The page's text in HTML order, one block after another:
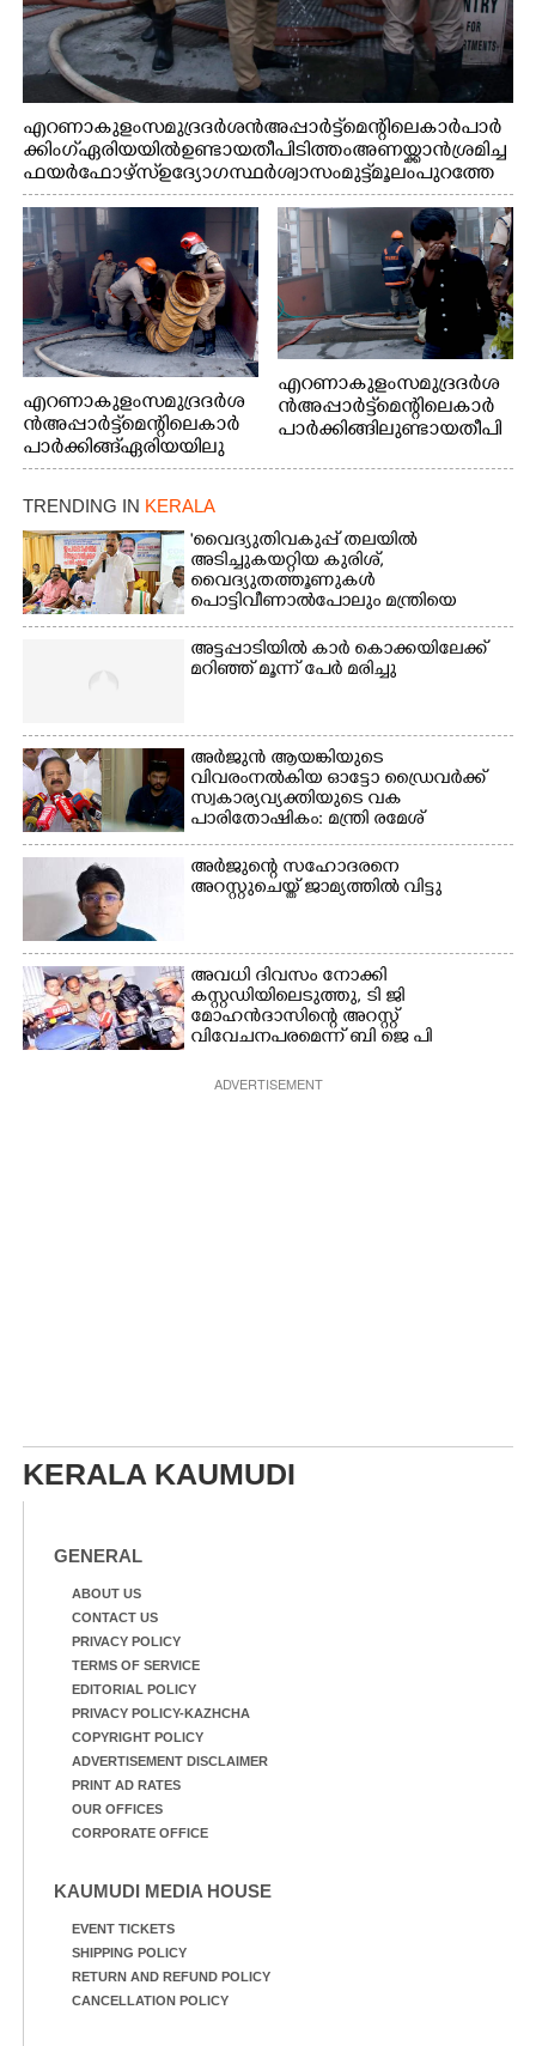
എറണാകുളം സമുദ്ര ദർശൻ അപ്പാർട്ട്മെന്റിലെ കാർ പാർ
ക്കിംഗ് ഏരിയയിൽ ഉണ്ടായ തീപിടിത്തം അണയ്ക്കാൻ ശ്രമിച്ച
ഫയർഫോഴ്സ് ഉദ്യോഗസ്ഥർ ശ്വാസം മുട്ട് മൂലം പുറത്തേ
ക്കിറങ്ങി മുഖം കഴുകുന്നു
എറണാകുളം സമുദ്ര ദർശ
ൻ അപ്പാർട്ട്മെന്റിലെ കാർ
പാർക്കിങ്ങ് ഏരിയയിലു
ണ്ടായ തീപിടിത്തം അണ
യ്ക്കാൻ ശ്രമിക്കുന്ന ഫയർ
ഫോഴ്സ് ഉദ്യോഗസ്ഥർ
എറണാകുളം സമുദ്ര ദർശ
ൻ അപ്പാർട്ട്മെന്റിലെ കാർ
പാർക്കിങ്ങിലുണ്ടായ തീപി
കാരണം സമീപത്ത് കൂടി
TRENDING IN KERALA
'വൈദ്യുതിവകുപ്പ് തലയിൽ
അടിച്ചുകയറ്റിയ കുരിശ്‌,
വൈദ്യുതത്തൂണുകൾ
പൊട്ടിവീണാൽപോലും മന്ത്രിയെ
വിളിക്കുന്ന കാലമാണിത്'
അട്ടപ്പാടിയിൽ കാർ കൊക്കയിലേക്ക്
മറിഞ്ഞ് മൂന്ന് പേർ മരിച്ചു
അർജുൻ ആയങ്കിയുടെ
വിവരംനൽകിയ ഓട്ടോ ഡ്രൈവർക്ക്
സ്വകാര്യവ്യക്തിയുടെ വക
പാരിതോഷികം: മന്ത്രി രമേശ്
ചെന്നിത്തല
അർജുന്റെ സഹോദരനെ
അറസ്റ്റുചെയ്ത് ജാമ്യത്തിൽ വിട്ടു
അവധി ദിവസം നോക്കി
കസ്റ്റഡിയിലെടുത്തു,​ ടി ജി
മോഹൻദാസിന്റെ അറസ്റ്റ്
വിവേചനപരമെന്ന് ബി ജെ പി
ADVERTISEMENT
KERALA KAUMUDI
GENERAL
ABOUT US
CONTACT US
PRIVACY POLICY
TERMS OF SERVICE
EDITORIAL POLICY
PRIVACY POLICY-KAZHCHA
COPYRIGHT POLICY
ADVERTISEMENT DISCLAIMER
PRINT AD RATES
OUR OFFICES
CORPORATE OFFICE
KAUMUDI MEDIA HOUSE
EVENT TICKETS
SHIPPING POLICY
RETURN AND REFUND POLICY
CANCELLATION POLICY